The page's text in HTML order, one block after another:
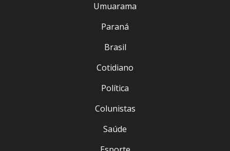
Umuarama
Paraná
Brasil
Cotidiano
Política
Colunistas
Saúde